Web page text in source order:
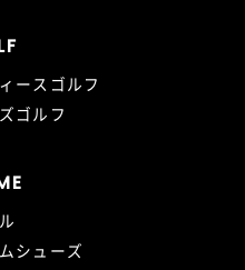
ースゴルフ
ゴルフ
シューズ